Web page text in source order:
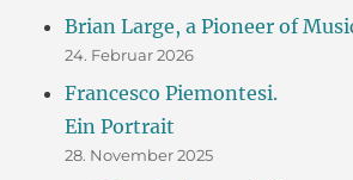
Brian Large, a Pioneer of
24. Februar 2026
Francesco Piemontesi.
Ein Portrait
28. November 2025